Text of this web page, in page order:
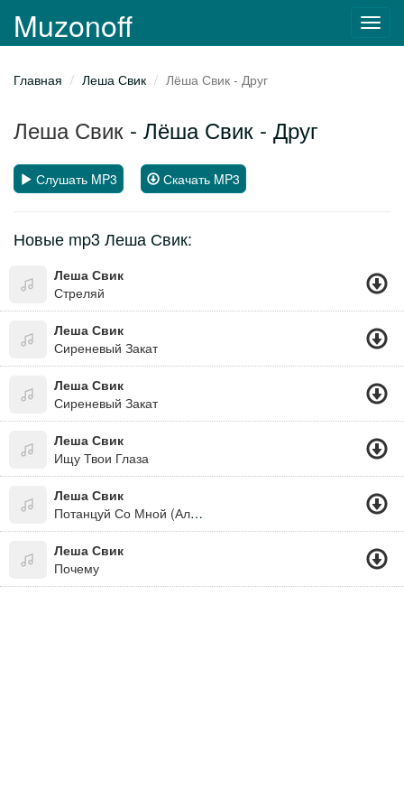
Muzonoff
Главная Леша Свик Лёша Свик - Друг
Леша Свик - Лёша Свик - Друг
Слушать MP3 Скачать MP3
Новые mp3 Леша Свик:
Леша Свик
Стреляй
Леша Свик
Сиреневый Закат
Леша Свик
Сиреневый Закат
Леша Свик
Ищу Твои Глаза
Леша Свик
Потанцуй Со Мной (Альбомы Русского Рэпа)
Леша Свик
Почему